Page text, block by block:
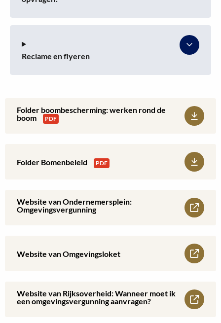
Reclame en flyeren
Folder boombescherming: werken rond de
boom
PDF
Download:
de
Folder Bomenbeleid PDF
Download:
Bomenbeleid
Website van Ondernemersplein:
Omgevingsvergunning
Lees
Ondernemersplein:
Website van Omgevingsloket
Lees
over
Website van Rijksoverheid: Wanneer moet ik
een omgevingsvergunning aanvragen?
Lees